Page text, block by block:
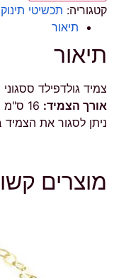
קטגוריה: תכשיטי
תיאור
תיאור
צמיד גולדפילד
אורך הצמיד:
ניתן לסגור את
מוצרים